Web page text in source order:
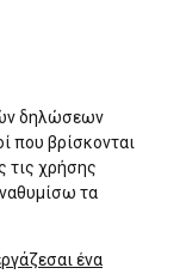
δηλώσεων
που βρίσκονται
τις χρήσης
τα
ένα